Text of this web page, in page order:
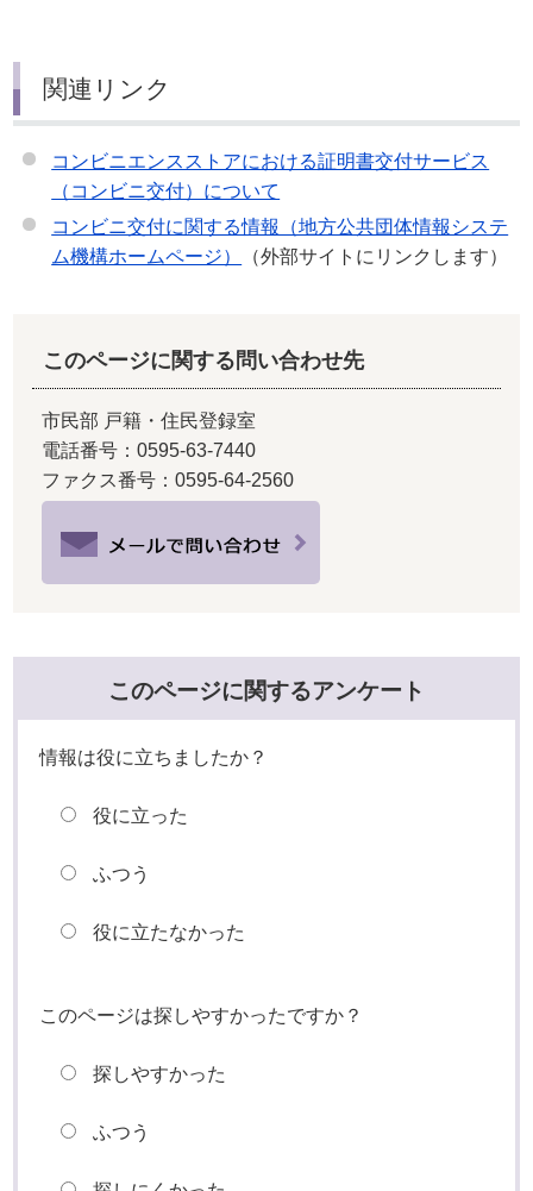
関連リンク
コンビニエンスストアにおける証明書交付サービス
（コンビニ交付）について
コンビニ交付に関する情報（地方公共団体情報システ
ム機構ホームページ）
（外部サイトにリンクします）
このページに関する問い合わせ先
市民部 戸籍・住民登録室
電話番号：0595-63-7440
ファクス番号：0595-64-2560
このページに関するアンケート
情報は役に立ちましたか？
役に立った
ふつう
役に立たなかった
このページは探しやすかったですか？
探しやすかった
ふつう